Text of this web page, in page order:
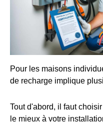
Pour les maisons
de recharge implique
Tout d'abord, il faut
le mieux à votre